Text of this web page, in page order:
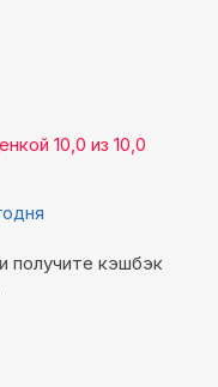
10,0 из 10,0
получите кэшбэк